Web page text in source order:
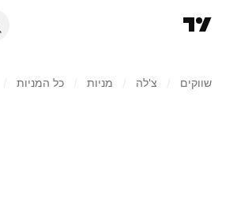
שווקים צ'לה מניות‏ כל המניות